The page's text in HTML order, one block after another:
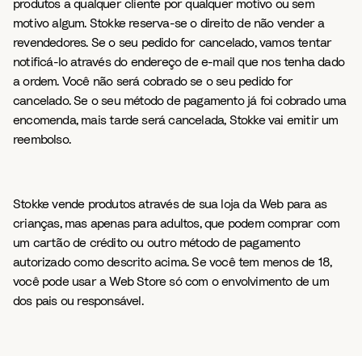
produtos a qualquer cliente por qualquer motivo ou sem
motivo algum. Stokke reserva-se o direito de não vender a
revendedores. Se o seu pedido for cancelado, vamos tentar
notificá-lo através do endereço de e-mail que nos tenha dado
a ordem. Você não será cobrado se o seu pedido for
cancelado. Se o seu método de pagamento já foi cobrado uma
encomenda, mais tarde será cancelada, Stokke vai emitir um
reembolso.
Stokke vende produtos através de sua loja da Web para as
crianças, mas apenas para adultos, que podem comprar com
um cartão de crédito ou outro método de pagamento
autorizado como descrito acima. Se você tem menos de 18,
você pode usar a Web Store só com o envolvimento de um
dos pais ou responsável.